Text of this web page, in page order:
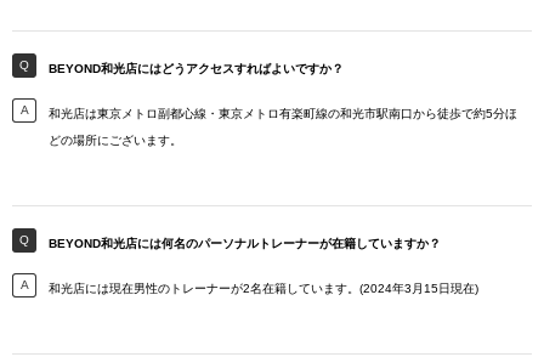
BEYOND和光店にはどうアクセスすればよいですか？
和光店は東京メトロ副都心線・東京メトロ有楽町線の和光市駅南口から徒歩で約5分ほ
どの場所にございます。
BEYOND和光店には何名のパーソナルトレーナーが在籍していますか？
和光店には現在男性のトレーナーが2名在籍しています。(2024年3月15日現在)